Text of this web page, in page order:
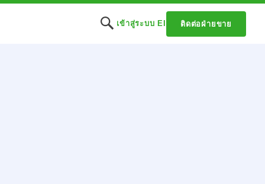
เข้าสู่ระบบ EI ติดต่อฝ่ายขาย